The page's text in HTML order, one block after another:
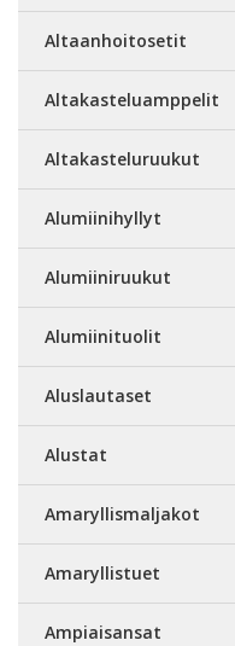
Altaanhoitosetit
Altakasteluamppelit
Altakasteluruukut
Alumiinihyllyt
Alumiiniruukut
Alumiinituolit
Aluslautaset
Alustat
Amaryllismaljakot
Amaryllistuet
Ampiaisansat